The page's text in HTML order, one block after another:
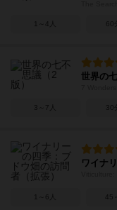
1～4人 60
世界の
3～7人 30
ワイナ
1～6人 45